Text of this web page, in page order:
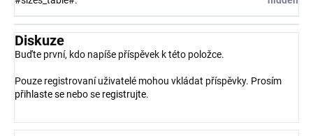
Diskuze
Buďte první, kdo napíše příspěvek k této položce.
Pouze registrovaní uživatelé mohou vkládat příspěvky. Prosím
přihlaste se nebo se registrujte.